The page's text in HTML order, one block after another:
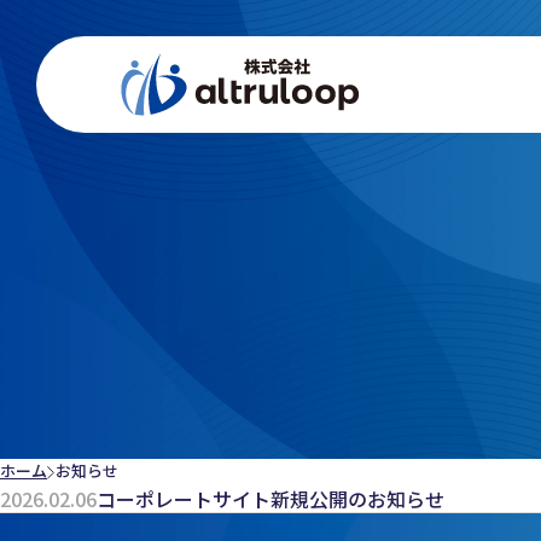
ホーム お知らせ
2026.02.06コーポレートサイト新規公開のお知らせ